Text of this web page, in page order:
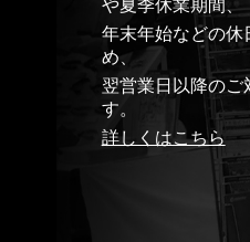
や夏季休業期間、
年末年始などの休
め、
翌営業日以降のご
す。
詳しくはこちら